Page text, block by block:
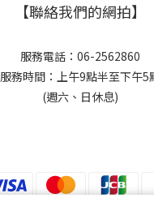
【聯絡我們的網拍】
服務電話：06-2562860
服務時間：上午9點半至下午5
(週六、日休息)